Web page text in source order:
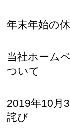
年末年始の
当社ホーム
ついて
2019年10月
詫び